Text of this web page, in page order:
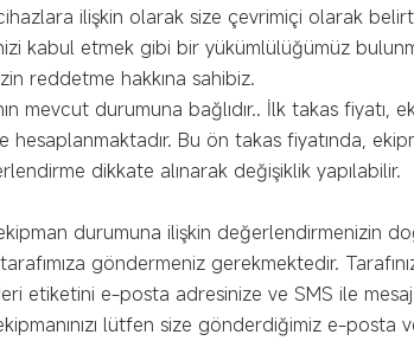
ilişkin olarak size çevrimiçi olarak
kabul etmek gibi bir yükümlülüğümüz
reddetme hakkına sahibiz.
mevcut durumuna bağlıdır.. İlk takas fiyatı,
Bu ön takas fiyatında,
dikkate alınarak değişiklik yapılabilir.
durumuna ilişkin değerlendirmenizin
göndermeniz gerekmektedir.
etiketini e-posta adresinize ve SMS ile
lütfen size gönderdiğimiz e-